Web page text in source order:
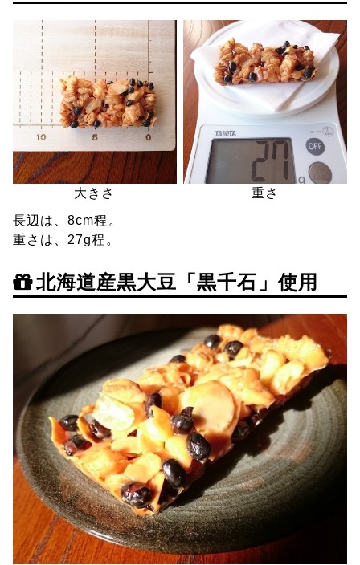
大きさ
重さ
長辺は、8cm程。
重さは、27g程。
北海道産黒大豆「黒千石」使用